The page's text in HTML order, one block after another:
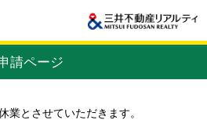
請ページ
業とさせていただきます。